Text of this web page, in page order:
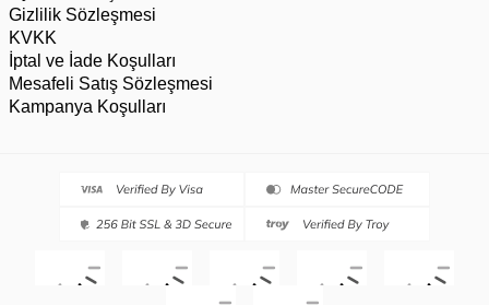
Gizlilik Sözleşmesi
KVKK
İptal ve İade Koşulları
Mesafeli Satış Sözleşmesi
Kampanya Koşulları